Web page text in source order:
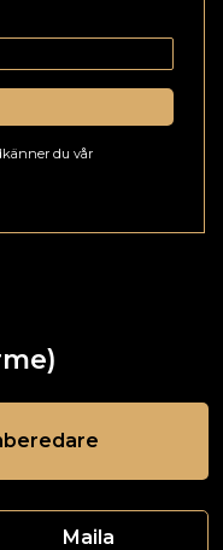
du vår
Maila